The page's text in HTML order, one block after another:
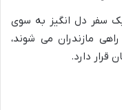
سفر دل انگیز به سوی
مازندران می شوند،
قرار دارد.